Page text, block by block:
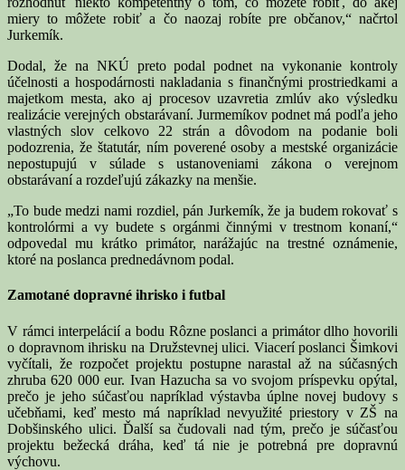
miery to môžete robiť a čo naozaj robíte pre občanov,“ načrtol
Jurkemík.
Dodal, že na NKÚ preto podal podnet na vykonanie kontroly
účelnosti a hospodárnosti nakladania s finančnými prostriedkami a
majetkom mesta, ako aj procesov uzavretia zmlúv ako výsledku
realizácie verejných obstarávaní. Jurmemíkov podnet má podľa jeho
vlastných slov celkovo 22 strán a dôvodom na podanie boli
podozrenia, že štatutár, ním poverené osoby a mestské organizácie
nepostupujú v súlade s ustanoveniami zákona o verejnom
obstarávaní a rozdeľujú zákazky na menšie.
„To bude medzi nami rozdiel, pán Jurkemík, že ja budem rokovať s
kontrolórmi a vy budete s orgánmi činnými v trestnom konaní,“
odpovedal mu krátko primátor, narážajúc na trestné oznámenie,
ktoré na poslanca prednedávnom podal.
Zamotané dopravné ihrisko i futbal
V rámci interpelácií a bodu Rôzne poslanci a primátor dlho hovorili
o dopravnom ihrisku na Družstevnej ulici. Viacerí poslanci Šimkovi
vyčítali, že rozpočet projektu postupne narastal až na súčasných
zhruba 620 000 eur. Ivan Hazucha sa vo svojom príspevku opýtal,
prečo je jeho súčasťou napríklad výstavba úplne novej budovy s
učebňami, keď mesto má napríklad nevyužité priestory v ZŠ na
Dobšinského ulici. Ďalší sa čudovali nad tým, prečo je súčasťou
projektu bežecká dráha, keď tá nie je potrebná pre dopravnú
výchovu.